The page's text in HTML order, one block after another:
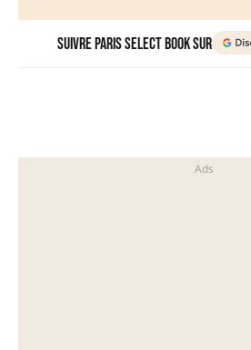
Suivre Paris Select Book sur